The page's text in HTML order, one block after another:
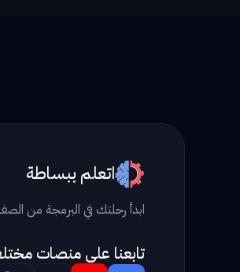
اتعلم ببساطة
ابدأ رحلتك في البرمجة من
تابعنا علي منصات